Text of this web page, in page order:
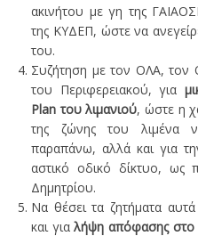
ακινήτου με γη της
της ΚΥΔΕΠ, ώστε να
του.
Συζήτηση με τον ΟΛΑ, τον
του Περιφερειακού, για
Plan του λιμανιού, ώστε η
της ζώνης του λιμένα
παραπάνω, αλλά και για
αστικό οδικό δίκτυο, ως
Δημητρίου.
Να θέσει τα ζητήματα
και γιαλήψη απόφασης στο